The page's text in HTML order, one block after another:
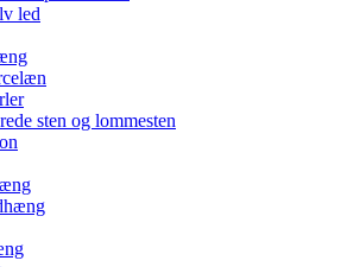
led
sten og lommesten